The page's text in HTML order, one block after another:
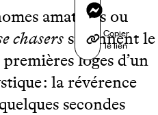
Messenger
Copier
le lien
amateurs ou
chasers sillonnent le
loges d’un
: la révérence
secondes